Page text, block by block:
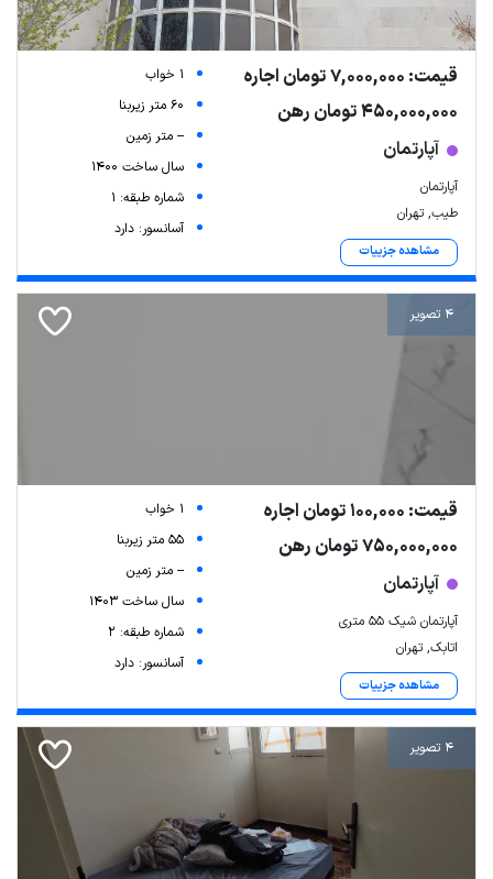
قیمت: 7,000,000 تومان اجاره
450,000,000 تومان رهن
آپارتمان
آپارتمان
طیب, تهران
مشاهده جزییات
1 خواب
60 متر زیربنا
-- متر زمین
سال ساخت 1400
شماره طبقه: 1
آسانسور: دارد
4 تصویر
قیمت: 100,000 تومان اجاره
750,000,000 تومان رهن
آپارتمان
آپارتمان شیک ۵۵ متری
اتابک, تهران
مشاهده جزییات
1 خواب
55 متر زیربنا
-- متر زمین
سال ساخت 1403
شماره طبقه: 2
آسانسور: دارد
4 تصویر